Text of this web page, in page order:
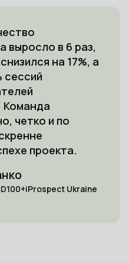
выросло в 6 раз,
на 17%, а
сессий
Команда
четко и по
проекта.
Ukraine